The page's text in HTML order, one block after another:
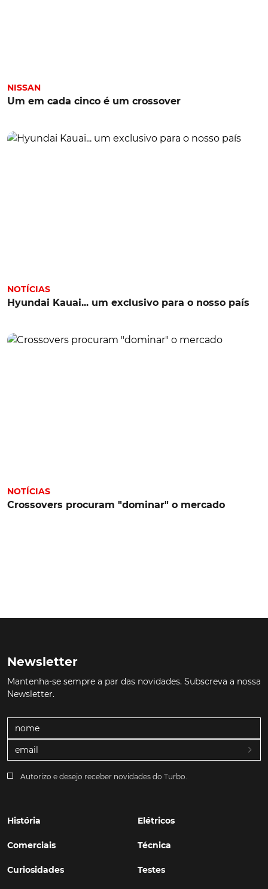
NISSAN
Um em cada cinco é um crossover
NOTÍCIAS
Hyundai Kauai... um exclusivo para o nosso país
NOTÍCIAS
Crossovers procuram "dominar" o mercado
Newsletter
Mantenha-se sempre a par das novidades. Subscreva a nossa
Newsletter.
Autorizo e desejo receber novidades do Turbo.
História
Comerciais
Curiosidades
Elétricos
Técnica
Testes